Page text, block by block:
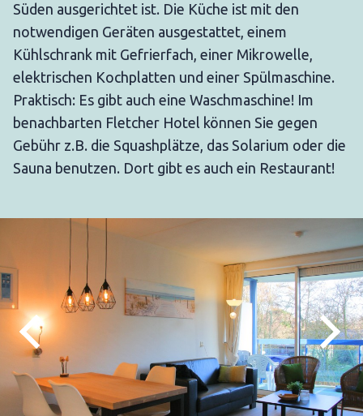
Süden ausgerichtet ist. Die Küche ist mit den
notwendigen Geräten ausgestattet, einem
Kühlschrank mit Gefrierfach, einer Mikrowelle,
elektrischen Kochplatten und einer Spülmaschine.
Praktisch: Es gibt auch eine Waschmaschine! Im
benachbarten Fletcher Hotel können Sie gegen
Gebühr z.B. die Squashplätze, das Solarium oder die
Sauna benutzen. Dort gibt es auch ein Restaurant!